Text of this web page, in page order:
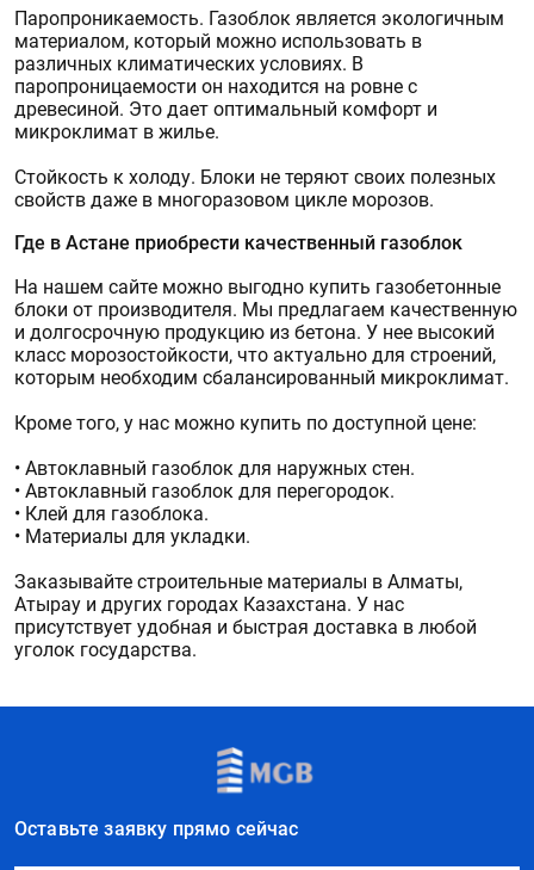
Паропроникаемость. Газоблок является экологичным
материалом, который можно использовать в
различных климатических условиях. В
паропроницаемости он находится на ровне с
древесиной. Это дает оптимальный комфорт и
микроклимат в жилье.
Стойкость к холоду. Блоки не теряют своих полезных
свойств даже в многоразовом цикле морозов.
Где в Астане приобрести качественный газоблок
На нашем сайте можно выгодно купить газобетонные
блоки от производителя. Мы предлагаем качественную
и долгосрочную продукцию из бетона. У нее высокий
класс морозостойкости, что актуально для строений,
которым необходим сбалансированный микроклимат.
Кроме того, у нас можно купить по доступной цене:
• Автоклавный газоблок для наружных стен.
• Автоклавный газоблок для перегородок.
• Клей для газоблока.
• Материалы для укладки.
Заказывайте строительные материалы в Алматы,
Атырау и других городах Казахстана. У нас
присутствует удобная и быстрая доставка в любой
уголок государства.
Оставьте заявку прямо сейчас